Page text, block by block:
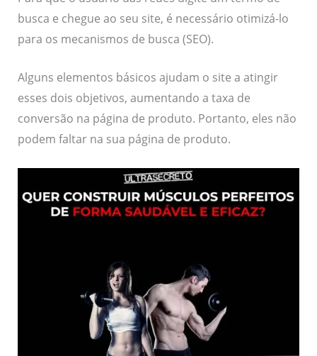
busca e chegue ao seu site, é necessário otimizá-lo
para os mecanismos de busca (SEO).
Alguns elementos básicos ajudam o site a atingir
esses dois objetivos, aumentando a taxa de
conversão na página de produto. Portanto, eles não
podem faltar na sua página de produto.